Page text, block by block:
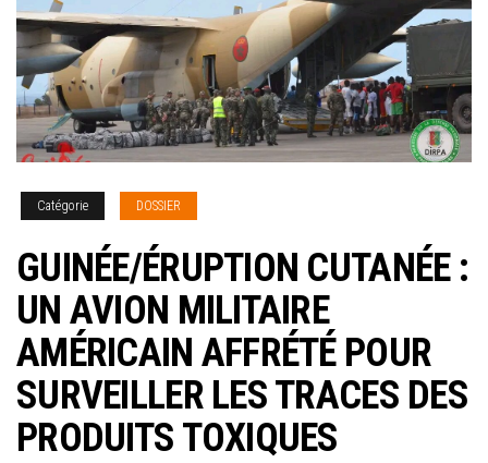
Catégorie DOSSIER
GUINÉE/ÉRUPTION CUTANÉE :
UN AVION MILITAIRE
AMÉRICAIN AFFRÉTÉ POUR
SURVEILLER LES TRACES DES
PRODUITS TOXIQUES